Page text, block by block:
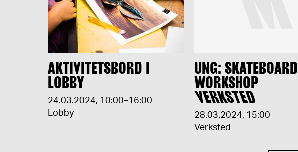
AKTIVITETSBORD I
LOBBY
24.03.2024, 10:00–16:00
Lobby
UNG: SKATEBOARD
WORKSHOP
VERKSTED
28.03.2024, 15:00
Verksted